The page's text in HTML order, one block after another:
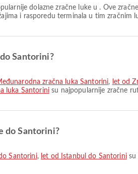
dolazne zračne luke u . Ove
i rasporedu terminala u tim zračnim
Santorini?
zračna luka Santorini, let od
luka Santorinisu najpopularnije zračne
do Santorini?
Santorini, let od Istanbul do Santorinisu